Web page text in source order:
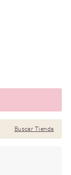
Buscar Tienda